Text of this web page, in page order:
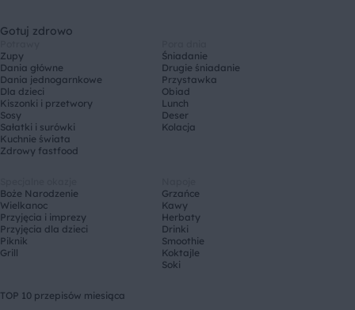
Gotuj zdrowo
Zupy
Dania główne
Dania jednogarnkowe
Dla dzieci
Kiszonki i przetwory
Sosy
Sałatki i surówki
Kuchnie świata
Zdrowy fastfood
Śniadanie
Drugie śniadanie
Przystawka
Obiad
Lunch
Deser
Kolacja
Boże Narodzenie
Wielkanoc
Przyjęcia i imprezy
Przyjęcia dla dzieci
Piknik
Grill
Grzańce
Kawy
Herbaty
Drinki
Smoothie
Koktajle
Soki
TOP 10 przepisów miesiąca